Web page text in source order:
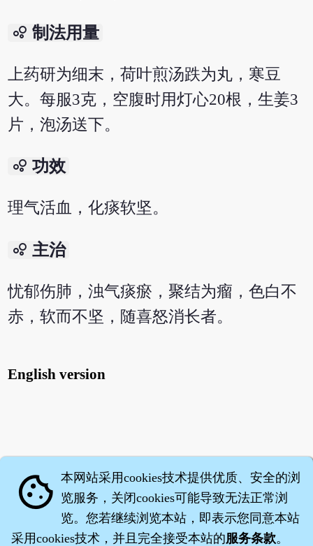
bubble_chart 制法用量
上药研为细末，荷叶煎汤跌为丸，寒豆
大。每服3克，空腹时用灯心20根，生姜3
片，泡汤送下。
bubble_chart 功效
理气活血，化痰软坚。
bubble_chart 主治
忧郁伤肺，浊气痰瘀，聚结为瘤，色白不
赤，软而不坚，随喜怒消长者。
English version
cookie 本网站采用cookies技术提供优质、安全的浏
览服务，关闭cookies可能导致无法正常浏
览。您若继续浏览本站，即表示您同意本站
采用cookies技术，并且完全接受本站的服务条款。